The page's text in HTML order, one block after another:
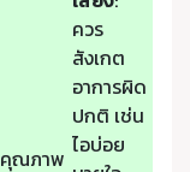
คุณภาพ
ควร
สังเกต
อาการผิด
ปกติ เช่น
ไอบ่อย